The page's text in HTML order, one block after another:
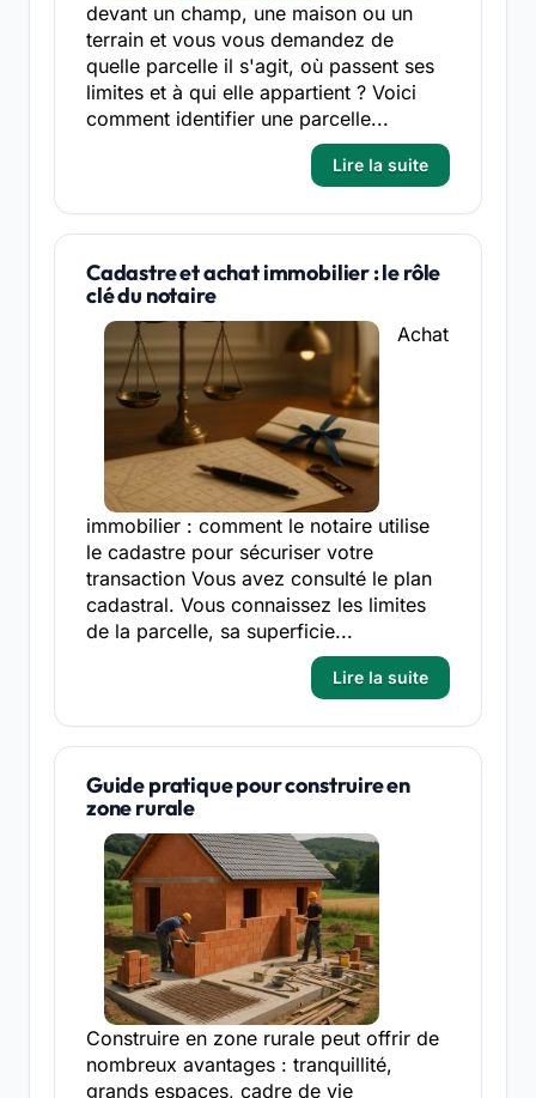
devant un champ, une maison ou un
terrain et vous vous demandez de
quelle parcelle il s'agit, où passent ses
limites et à qui elle appartient ? Voici
comment identifier une parcelle...
Lire la suite
Cadastre et achat immobilier : le rôle
clé du notaire
Achat
immobilier : comment le notaire utilise
le cadastre pour sécuriser votre
transaction Vous avez consulté le plan
cadastral. Vous connaissez les limites
de la parcelle, sa superficie...
Lire la suite
Guide pratique pour construire en
zone rurale
Construire en zone rurale peut offrir de
nombreux avantages : tranquillité,
grands espaces, cadre de vie